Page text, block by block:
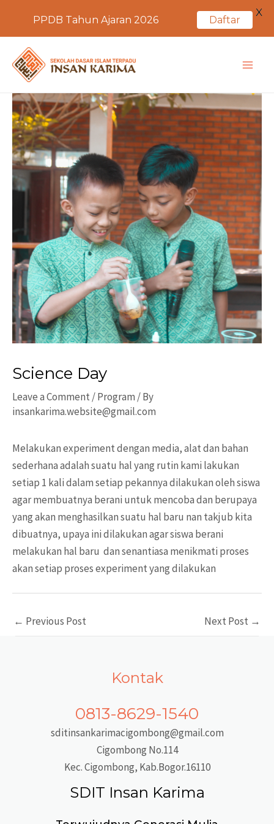
content
Science Day
Leave a Comment /Program / By
insankarima.website@gmail.com
Melakukan experiment dengan media, alat dan bahan
sederhana adalah suatu hal yang rutin kami lakukan
setiap 1 kali dalam setiap pekannya dilakukan oleh siswa
agar membuatnya berani untuk mencoba dan berupaya
yang akan menghasilkan suatu hal baru nan takjub kita
dibuatnya, upaya ini dilakukan agar siswa berani
melakukan hal baru dan senantiasa menikmati proses
akan setiap proses experiment yang dilakukan
Post
navigation
← Previous Post Next Post →
Kontak
0813-8629-1540
sditinsankarimacigombong@gmail.com
Cigombong No.114
Kec. Cigombong, Kab.Bogor.16110
SDIT Insan Karima
PPDB Tahun Ajaran 2026 Daftar
X